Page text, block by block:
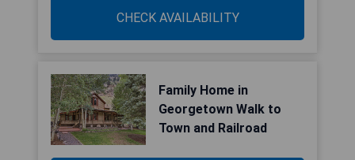
CHECK AVAILABILITY
Family Home in
Georgetown Walk to
Town and Railroad